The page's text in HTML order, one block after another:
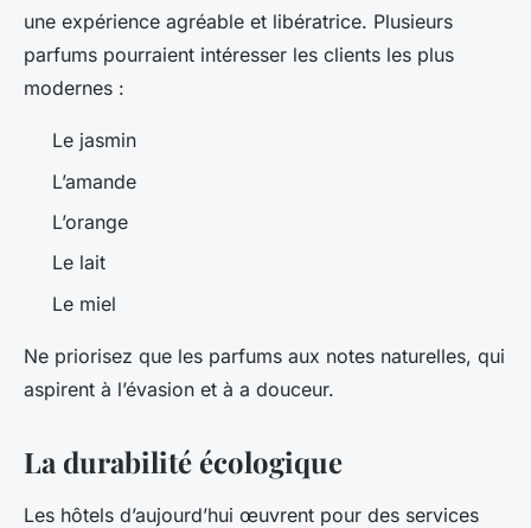
une expérience agréable et libératrice. Plusieurs
parfums pourraient intéresser les clients les plus
modernes :
Le jasmin
L’amande
L’orange
Le lait
Le miel
Ne priorisez que les parfums aux notes naturelles, qui
aspirent à l’évasion et à a douceur.
La durabilité écologique
Les hôtels d’aujourd’hui œuvrent pour des services